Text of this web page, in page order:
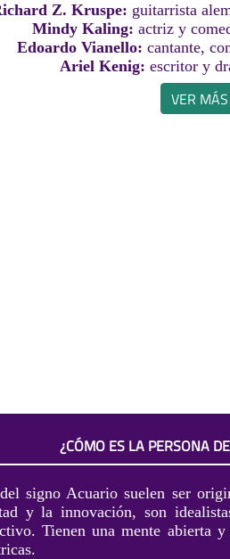
Z. Kruspe: guitarrista
Mindy Kaling: actriz y
Edoardo Vianello: cantante,
Ariel Kenig: escritor y
VER MÁS
¿CÓMO ES LA PERSONA
signo Acuario suelen ser
y la innovación, son
Tienen una mente abierta